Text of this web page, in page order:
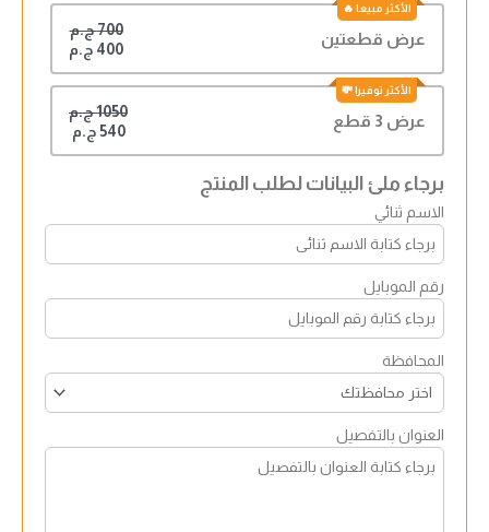
عرض قطعتين
700 ج.م
400 ج.م
عرض 3 قطع
1050 ج.م
540 ج.م
برجاء ملئ البيانات لطلب المنتج
الاسم ثنائي
رقم الموبايل
المحافظة
العنوان بالتفصيل